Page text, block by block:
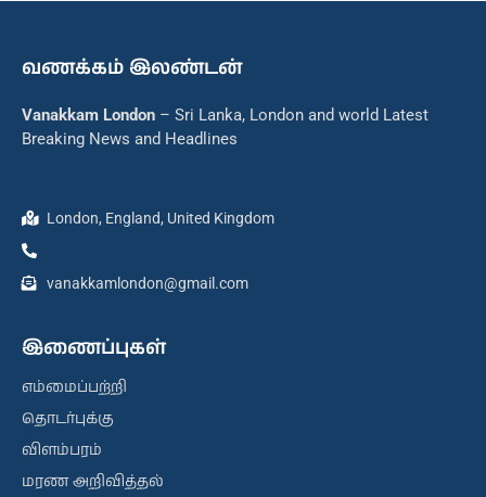
வணக்கம் இலண்டன்
Vanakkam London – Sri Lanka, London and world Latest
Breaking News and Headlines
London, England, United Kingdom
vanakkamlondon@gmail.com
இணைப்புகள்
எம்மைப்பற்றி
தொடர்புக்கு
விளம்பரம்
மரண அறிவித்தல்